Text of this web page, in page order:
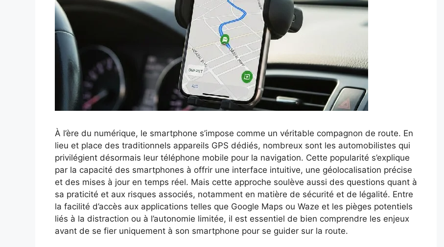
À l’ère du numérique, le smartphone s’impose comme un véritable compagnon de route. En
lieu et place des traditionnels appareils GPS dédiés, nombreux sont les automobilistes qui
privilégient désormais leur téléphone mobile pour la navigation. Cette popularité s’explique
par la capacité des smartphones à offrir une interface intuitive, une géolocalisation précise
et des mises à jour en temps réel. Mais cette approche soulève aussi des questions quant à
sa praticité et aux risques associés, notamment en matière de sécurité et de légalité. Entre
la facilité d’accès aux applications telles que Google Maps ou Waze et les pièges potentiels
liés à la distraction ou à l’autonomie limitée, il est essentiel de bien comprendre les enjeux
avant de se fier uniquement à son smartphone pour se guider sur la route.